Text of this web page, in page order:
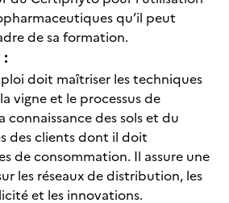
qu’il peut
de sa formation.
doit maîtriser les techniques
vigne et le processus de
des sols et du
des clients dont il doit
de consommation. Il assure une
les réseaux de distribution, les
et les innovations.